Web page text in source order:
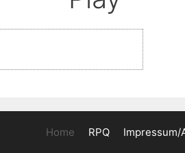
Home RPQ Impressum/